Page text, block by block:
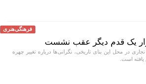
فرهنگی‌هنری
یک قدم دیگر عقب نشست
در محل این بنای تاریخی، نگرانی‌ها درباره تغییر چهره
یافته است.